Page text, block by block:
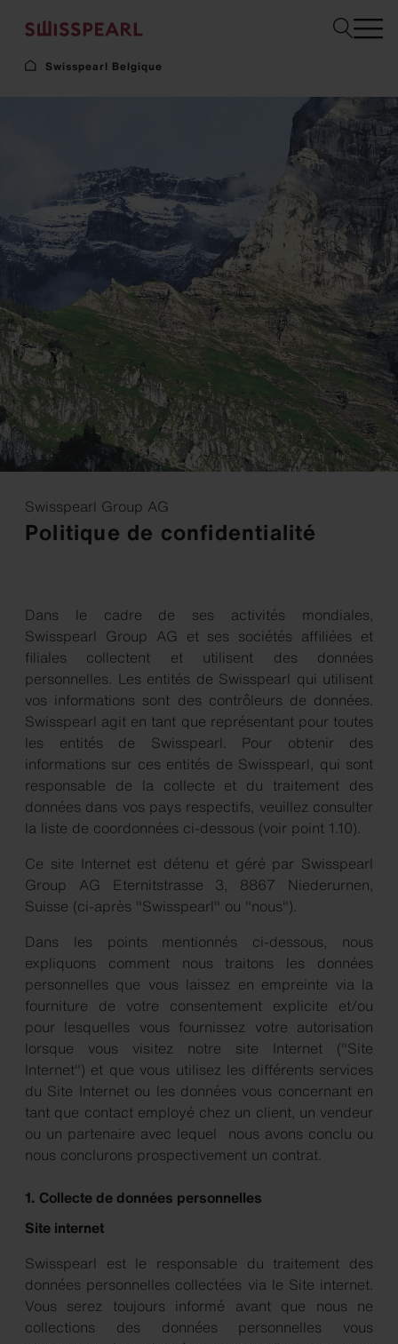
Services
Inspiration
Sustainability
Demandez un échantillon
Téléchargements
Swisspearl Belgique
Swisspearl Group AG
Politique de confidentialité
Dans le cadre de ses activités mondiales,
Swisspearl Group AG et ses sociétés affiliées et
filiales collectent et utilisent des données
personnelles. Les entités de Swisspearl qui utilisent
vos informations sont des contrôleurs de données.
Swisspearl agit en tant que représentant pour toutes
les entités de Swisspearl. Pour obtenir des
informations sur ces entités de Swisspearl, qui sont
responsable de la collecte et du traitement des
données dans vos pays respectifs, veuillez consulter
la liste de coordonnées ci-dessous (voir point 1.10).
Ce site Internet est détenu et géré par Swisspearl
Group AG Eternitstrasse 3, 8867 Niederurnen,
Suisse (ci-après "Swisspearl" ou "nous").
Dans les points mentionnés ci-dessous, nous
expliquons comment nous traitons les données
personnelles que vous laissez en empreinte via la
fourniture de votre consentement explicite et/ou
pour lesquelles vous fournissez votre autorisation
lorsque vous visitez notre site Internet ("Site
Internet") et que vous utilisez les différents services
du Site Internet ou les données vous concernant en
tant que contact employé chez un client, un vendeur
ou un partenaire avec lequel nous avons conclu ou
nous conclurons prospectivement un contrat.
1. Collecte de données personnelles
Site internet
Swisspearl est le responsable du traitement des
données personnelles collectées via le Site internet.
Vous serez toujours informé avant que nous ne
collections des données personnelles vous